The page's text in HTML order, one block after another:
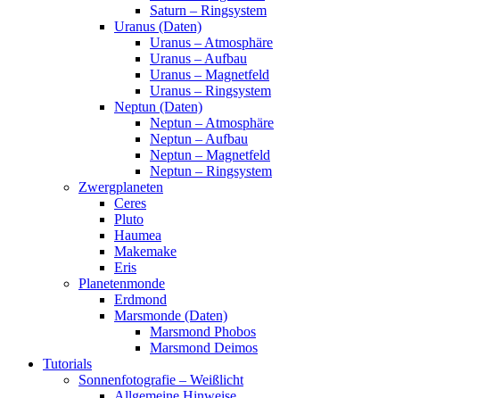
Saturn – Ringsystem
Uranus (Daten)
Uranus – Atmosphäre
Uranus – Aufbau
Uranus – Magnetfeld
Uranus – Ringsystem
Neptun (Daten)
Neptun – Atmosphäre
Neptun – Aufbau
Neptun – Magnetfeld
Neptun – Ringsystem
Zwergplaneten
Ceres
Pluto
Haumea
Makemake
Eris
Planetenmonde
Erdmond
Marsmonde (Daten)
Marsmond Phobos
Marsmond Deimos
Tutorials
Sonnenfotografie – Weißlicht